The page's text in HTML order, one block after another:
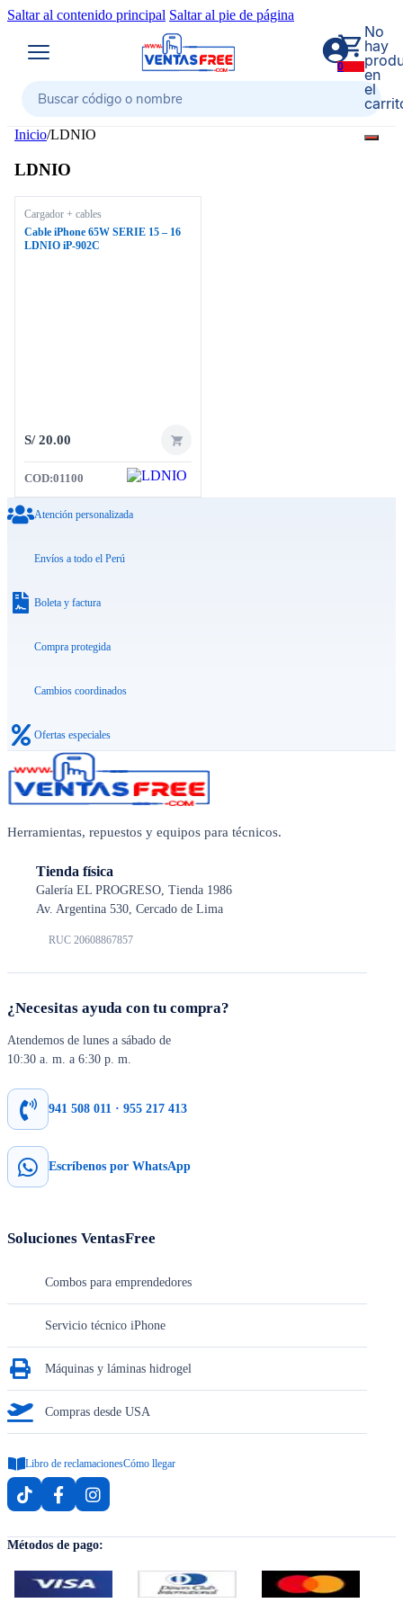
Saltar al contenido principal Saltar al pie de página
Buscar
0
No
hay
en
el
Inicio/LDNIO
LDNIO
Cargador + cables
Cable iPhone 65W SERIE 15 – 16
LDNIO iP-902C
S/20.00
COD:01100
Atención personalizada
Envíos a todo el Perú
Boleta y factura
Compra protegida
Cambios coordinados
Ofertas especiales
Herramientas, repuestos y equipos para técnicos.
Tienda física
Galería EL PROGRESO, Tienda 1986
Av. Argentina 530, Cercado de Lima
RUC 20608867857
¿Necesitas ayuda con tu compra?
Atendemos de lunes a sábado de
10:30 a. m. a 6:30 p. m.
941 508 011 · 955 217 413
Escríbenos por WhatsApp
Soluciones VentasFree
Combos para emprendedores
Servicio técnico iPhone
Máquinas y láminas hidrogel
Compras desde USA
Libro de reclamacionesCómo llegar
Métodos de pago: